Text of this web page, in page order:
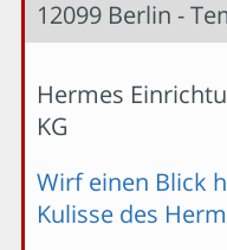
12099 Berlin -
Hermes
KG
Wirf einen Blick
Kulisse des